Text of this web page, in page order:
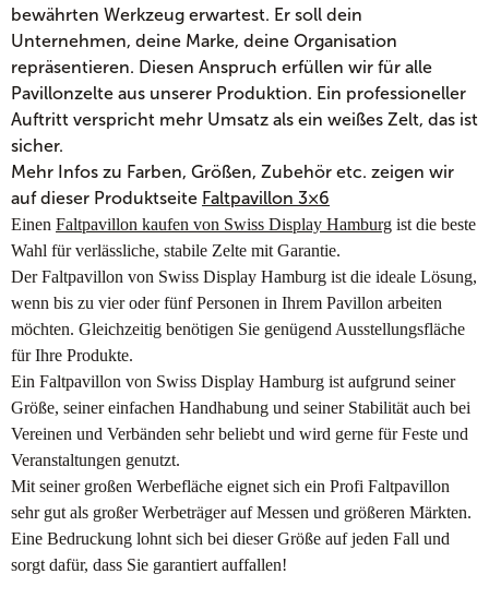
bewährten Werkzeug erwartest. Er soll dein
Unternehmen, deine Marke, deine Organisation
repräsentieren. Diesen Anspruch erfüllen wir für alle
Pavillonzelte aus unserer Produktion. Ein professioneller
Auftritt verspricht mehr Umsatz als ein weißes Zelt, das ist
sicher.
Mehr Infos zu Farben, Größen, Zubehör etc. zeigen wir
auf dieser Produktseite Faltpavillon 3×6
Einen Faltpavillon kaufen von Swiss Display Hamburg ist die beste
Wahl für verlässliche, stabile Zelte mit Garantie.
Der Faltpavillon von Swiss Display Hamburg ist die ideale Lösung,
wenn bis zu vier oder fünf Personen in Ihrem Pavillon arbeiten
möchten. Gleichzeitig benötigen Sie genügend Ausstellungsfläche
für Ihre Produkte.
Ein Faltpavillon von Swiss Display Hamburg ist aufgrund seiner
Größe, seiner einfachen Handhabung und seiner Stabilität auch bei
Vereinen und Verbänden sehr beliebt und wird gerne für Feste und
Veranstaltungen genutzt.
Mit seiner großen Werbefläche eignet sich ein Profi Faltpavillon
sehr gut als großer Werbeträger auf Messen und größeren Märkten.
Eine Bedruckung lohnt sich bei dieser Größe auf jeden Fall und
sorgt dafür, dass Sie garantiert auffallen!